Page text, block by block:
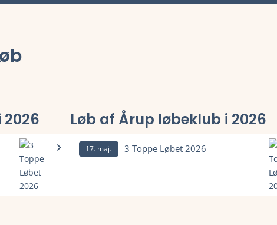
Løb af Årup løbeklub i 2026
17. maj. 3 Toppe Løbet 2026
Læs mere om 3 Toppe Løbet 2026 og se